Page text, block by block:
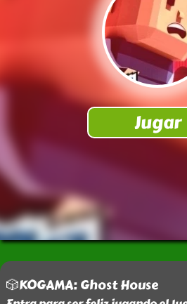
🎲KOGAMA: Ghost House